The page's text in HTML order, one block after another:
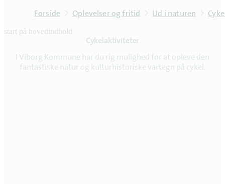
Forside Oplevelser og fritid Ud i naturen
start på hovedindhold
Cykelaktiviteter
I Viborg Kommune har du rig mulighed for at opleve den
fantastiske natur og kulturhistoriske vartegn på cykel.
senest opdateret 6. august 2026